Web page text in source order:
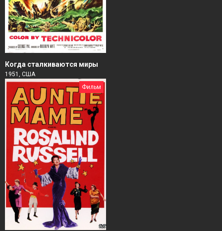
Когда сталкиваются миры
1951, США
Фильм